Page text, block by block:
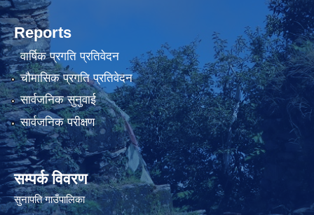
Reports
वार्षिक प्रगति प्रतिवेदन
चौमासिक प्रगति प्रतिवेदन
सार्वजनिक सुनुवाई
सार्वजनिक परीक्षण
सम्पर्क विवरण
सुनापति गाउँपालिका